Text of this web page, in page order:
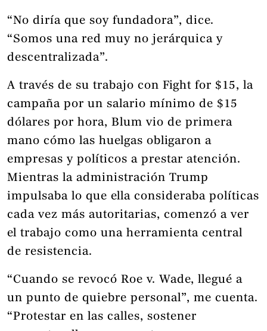
“No diría que soy fundadora”, dice.
“Somos una red muy no jerárquica y
descentralizada”.
A través de su trabajo con Fight for $15, la
campaña por un salario mínimo de $15
dólares por hora, Blum vio de primera
mano cómo las huelgas obligaron a
empresas y políticos a prestar atención.
Mientras la administración Trump
impulsaba lo que ella consideraba políticas
cada vez más autoritarias, comenzó a ver
el trabajo como una herramienta central
de resistencia.
“Cuando se revocó Roe v. Wade, llegué a
un punto de quiebre personal”, me cuenta.
“Protestar en las calles, sostener